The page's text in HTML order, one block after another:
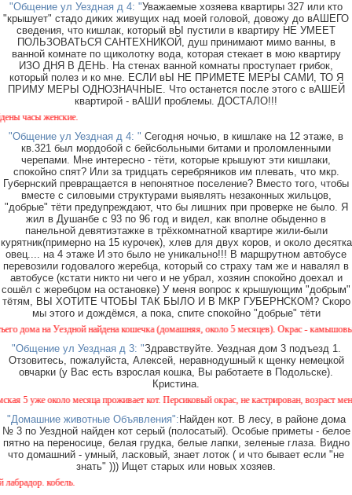
"Общение ул Уездная д 4: "Уважаемые хозяева квартиры 327 или кто
"крышует" стадо диких живущих над моей головой, довожу до вАШЕГО
сведения, что кишлак, который вЫ пустили в квартиру НЕ УМЕЕТ
ПОЛЬЗОВАТЬСЯ САНТЕХНИКОЙ, душ принимают мимо ванны, в
ванной комнате по щиколотку вода, которая стекает в мою квартиру
ИЗО ДНЯ В ДЕНЬ. На стенах ванной комнаты проступает грибок,
который полез и ко мне. ЕСЛИ вЫ НЕ ПРИМЕТЕ МЕРЫ САМИ, ТО Я
ПРИМУ МЕРЫ ОДНОЗНАЧНЫЕ. Что останется после этого с вАШЕЙ
квартирой - вАШИ проблемы. ДОСТАЛО!!!
"Общение ул Уездная д 4: " Сегодня ночью, в кишлаке на 12 этаже, в
кв.321 был мордобой с бейсбольными битами и проломленными
черепами. Мне интересно - тёти, которые крышуют эти кишлаки,
спокойно спят? Или за тридцать серебряников им плевать, что мкр.
Губернский превращается в непонятное поселение? Вместо того, чтобы
вместе с силовыми структурами выявлять незаконных жильцов,
"добрые" тёти предупреждают, что бы лишних при проверке не было. Я
жил в Душанбе с 93 по 96 год и видел, как вполне обыденно в
панельной девятиэтажке в трёхкомнатной квартире жили-были
курятник(примерно на 15 курочек), хлев для двух коров, и около десятка
овец.... на 4 этаже И это было не уникально!!! В маршрутном автобусе
перевозили годовалого жеребца, который со страху там же и навалял в
автобусе (кстати никто ни чего и не убрал, хозяин спокойно доехал и
сошёл с жеребцом на остановке) У меня вопрос к крышующим "добрым"
тётям, ВЫ ХОТИТЕ ЧТОБЫ ТАК БЫЛО И В МКР ГУБЕРНСКОМ? Скоро
мы этого и дождёмся, а пока, спите спокойно "добрые" тёти
найдена кошечка (домашняя, около 5 месяцев). Окрас - камышовый, на один
"Общение ул Уездная д 3: "Здравствуйте. Уездная дом 3 подъезд 1.
Отзовитесь, пожалуйста, Алексей, неравнодушный к щенку немецкой
овчарки (у Вас есть взрослая кошка, Вы работаете в Подольске).
Кристина.
месяца проживает кот. Персиковый окрас, не кастрирован, возраст менее года,
"Домашние животные Объявления": Найден кот. В лесу, в районе дома
№ 3 по Уездной найден кот серый (полосатый). Особые приметы - белое
пятно на переносице, белая грудка, белые лапки, зеленые глаза. Видно
что домашний - умный, ласковый, знает лоток ( и что бывает если "не
знать" ))) Ищет старых или новых хозяев.